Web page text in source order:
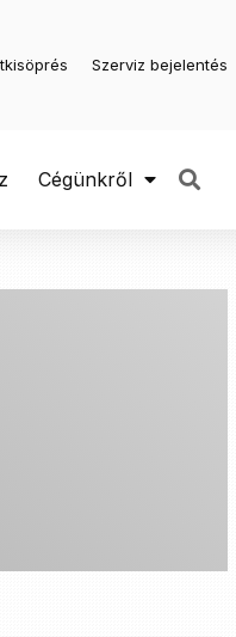
Szerviz bejelentés
Cégünkről